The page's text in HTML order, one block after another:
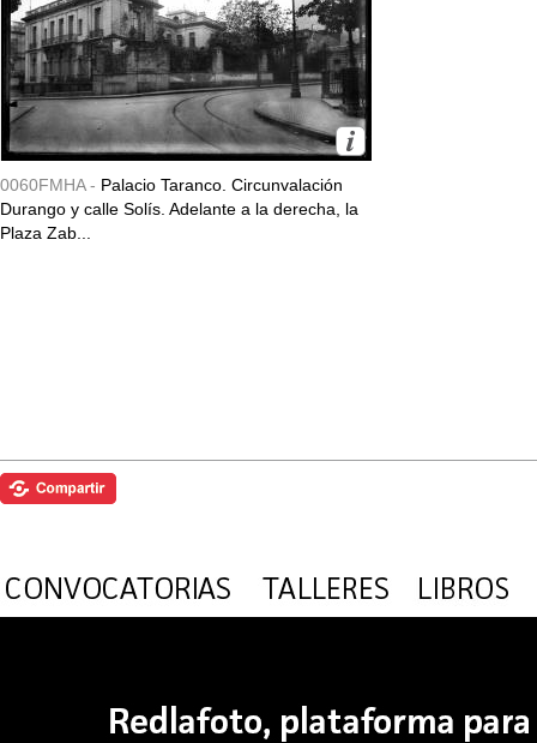
0060FMHA - Palacio Taranco. Circunvalación
Durango y calle Solís. Adelante a la derecha, la
Plaza Zab...